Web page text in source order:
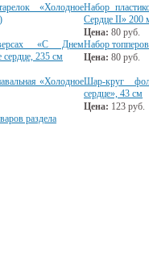
«ХолодноеНабор
Сердце II» 200
Цена: 80 руб.
«С Днем
235 см
Набор
Цена: 80 руб.
«ХолодноеШар-круг
сердце», 43 см
Цена: 123 руб.
раздела